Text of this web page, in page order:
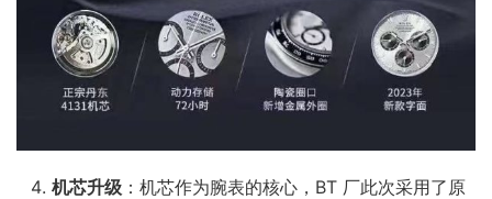
机芯升级 ：机芯作为腕表的核心，BT 厂此次采用了原